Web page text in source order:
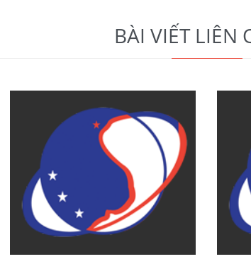
BÀI VIẾT LIÊN